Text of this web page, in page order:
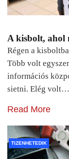
A kisbolt, ahol
Régen a
Több volt
információs
sietni. Elég volt…
Read More
TIZENHETEDIK